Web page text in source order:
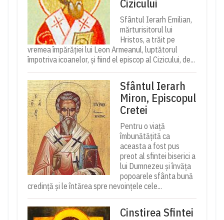
Cizicului
Sfântul Ierarh Emilian,
mărturisitorul lui
Hristos, a trăit pe
vremea împărăției lui Leon Armeanul, luptătorul
împotriva icoanelor, și fiind el episcop al Cizicului, de...
Sfântul Ierarh
Miron, Episcopul
Cretei
Pentru o viață
îmbunătățită ca
aceasta a fost pus
preot al sfintei biserici a
lui Dumnezeu și învăța
popoarele sfânta bună
credință și le întărea spre nevoințele cele...
Cinstirea Sfintei